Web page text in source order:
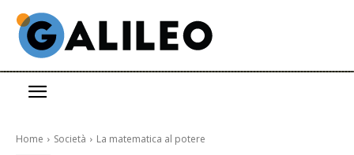
Home Società La matematica al potere